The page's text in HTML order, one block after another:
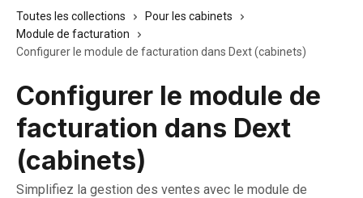
Toutes les collections
Pour les cabinets
Module de facturation
Configurer le module de facturation dans Dext (cabinets)
Configurer le module de
facturation dans Dext
(cabinets)
Simplifiez la gestion des ventes avec le module de